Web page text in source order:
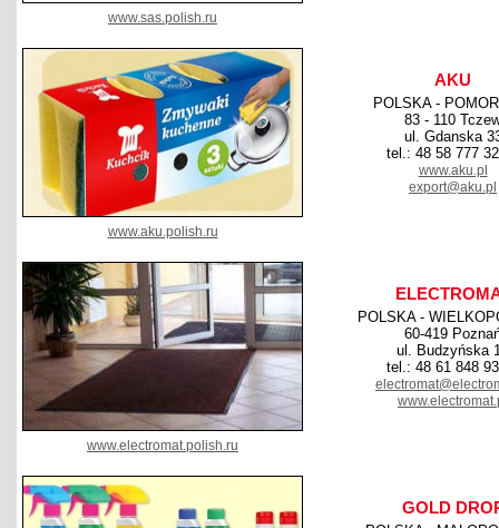
www.sas.polish.ru
AKU
POLSKA -
83 - 110
ul. Gdanska
tel.: 48 58 777
www.aku.pl
export@aku.pl
www.aku.polish.ru
POLSKA -
60-419
ul. Budzyńska
tel.: 48 61 848
www.electromat.polish.ru
GOLD